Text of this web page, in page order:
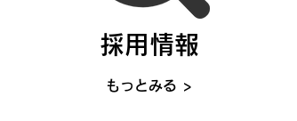
採用情報
もっとみる >